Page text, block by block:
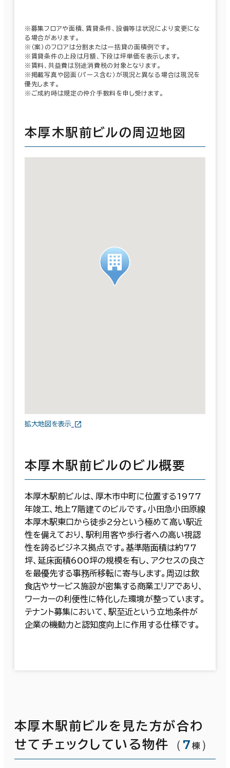
※募集フロアや面積、賃貸条件、設備等は状況により変更にな
る場合があります。
※（案）のフロアは分割または一括貸の面積例です。
※賃貸条件の上段は月額、下段は坪単価を表示します。
※賃料、共益費は別途消費税の対象となります。
※掲載写真や図面（パース含む）が現況と異なる場合は現況を
優先します。
※ご成約時は規定の仲介手数料を申し受けます。
本厚木駅前ビルの周辺地図
拡大地図を表示
本厚木駅前ビルのビル概要
本厚木駅前ビルは、厚木市中町に位置する1977
年竣工、地上7階建てのビルです。小田急小田原線
本厚木駅東口から徒歩2分という極めて高い駅近
性を備えており、駅利用客や歩行者への高い視認
性を誇るビジネス拠点です。基準階面積は約77
坪、延床面積600坪の規模を有し、アクセスの良さ
を最優先する事務所移転に寄与します。周辺は飲
食店やサービス施設が密集する商業エリアであり、
ワーカーの利便性に特化した環境が整っています。
テナント募集において、駅至近という立地条件が
企業の機動力と認知度向上に作用する仕様です。
本厚木駅前ビルを見た方が合わ
せてチェックしている物件
（ 7 棟 ）